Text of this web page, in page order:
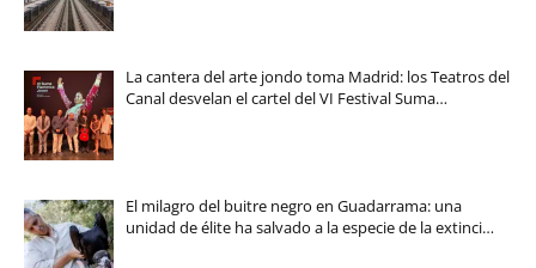
La cantera del arte jondo toma Madrid: los Teatros del
Canal desvelan el cartel del VI Festival Suma…
El milagro del buitre negro en Guadarrama: una
unidad de élite ha salvado a la especie de la extinci…